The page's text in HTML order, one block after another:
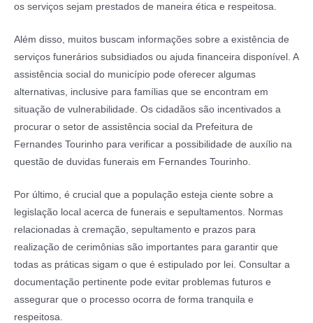
os serviços sejam prestados de maneira ética e respeitosa.
Além disso, muitos buscam informações sobre a existência de
serviços funerários subsidiados ou ajuda financeira disponível. A
assistência social do município pode oferecer algumas
alternativas, inclusive para famílias que se encontram em
situação de vulnerabilidade. Os cidadãos são incentivados a
procurar o setor de assistência social da Prefeitura de
Fernandes Tourinho para verificar a possibilidade de auxílio na
questão de duvidas funerais em Fernandes Tourinho.
Por último, é crucial que a população esteja ciente sobre a
legislação local acerca de funerais e sepultamentos. Normas
relacionadas à cremação, sepultamento e prazos para
realização de cerimônias são importantes para garantir que
todas as práticas sigam o que é estipulado por lei. Consultar a
documentação pertinente pode evitar problemas futuros e
assegurar que o processo ocorra de forma tranquila e
respeitosa.